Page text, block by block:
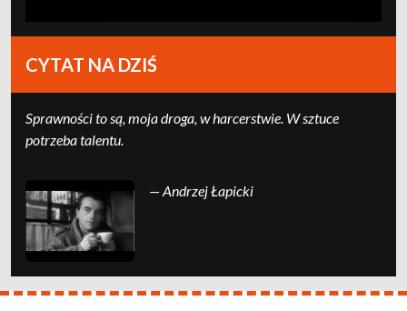
CYTAT NA DZIŚ
Sprawności to są, moja droga, w harcerstwie. W sztuce
potrzeba talentu.
— Andrzej Łapicki